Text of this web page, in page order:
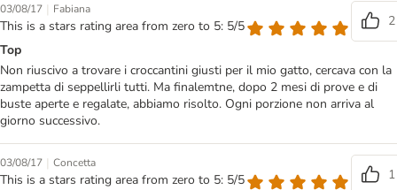
03/08/17 | Fabiana
This is a stars rating area from zero to 5: 5/5
2
Top
Non riuscivo a trovare i croccantini giusti per il mio gatto, cercava con la
zampetta di seppellirli tutti. Ma finalemtne, dopo 2 mesi di prove e di
buste aperte e regalate, abbiamo risolto. Ogni porzione non arriva al
giorno successivo.
03/08/17 | Concetta
This is a stars rating area from zero to 5: 5/5
1